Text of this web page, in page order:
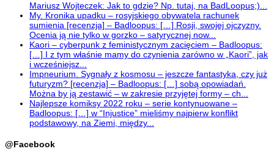
Mariusz Wojteczek: Jak to gdzie? Np. tutaj, na BadLoopus;)...
My. Kronika upadku – rosyjskiego obywatela rachunek
sumienia [recenzja] – Badloopus: […] Rosji, swojej ojczyzny.
Ocenia ją nie tylko w gorzko – satyrycznej now...
Kaori – cyberpunk z feministycznym zacięciem – Badloopus:
[…] I z tym właśnie mamy do czynienia zarówno w „Kaori”, jak
i wcześniejsz...
Impneurium. Sygnały z kosmosu – jeszcze fantastyka, czy już
futuryzm? [recenzja] – Badloopus: […] sobą opowiadań.
Można by ją zestawić – w zakresie przyjętej formy – ch...
Najlepsze komiksy 2022 roku – serie kontynuowane –
Badloopus: […] w “Injustice” mieliśmy najpierw konflikt
podstawowy, na Ziemi, między...
@Facebook